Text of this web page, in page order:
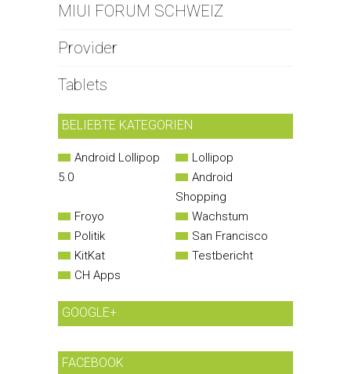
MIUI FORUM SCHWEIZ
Provider
Tablets
BELIEBTE KATEGORIEN
Android Lollipop
5.0
Lollipop
Android
Shopping
Froyo
Wachstum
Politik
San Francisco
KitKat
Testbericht
CH Apps
GOOGLE+
FACEBOOK